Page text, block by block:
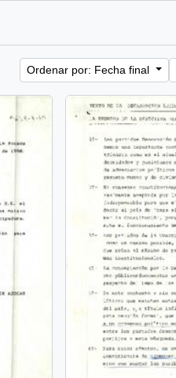
Ordenar por: Fecha final